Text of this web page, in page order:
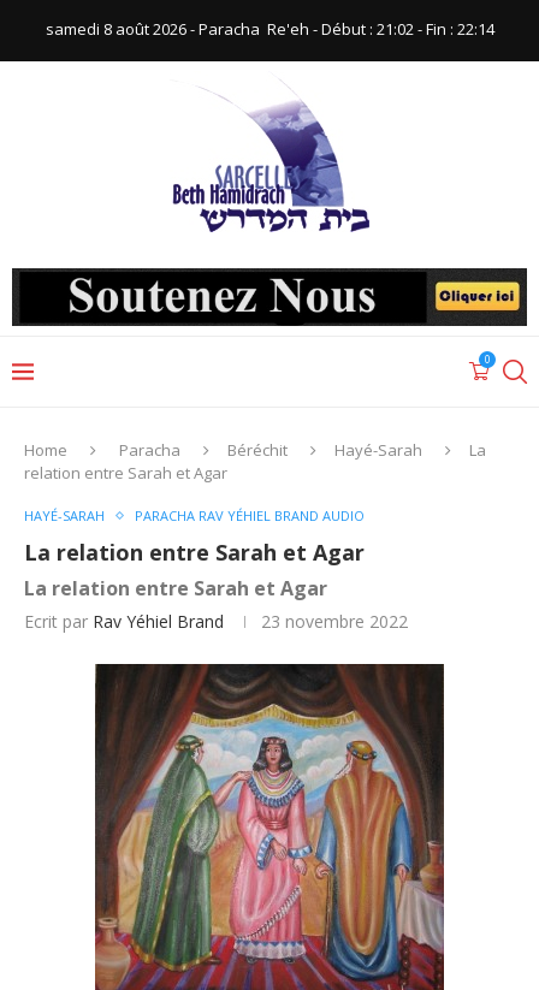
samedi 8 août 2026 - Paracha ‪ Re'eh‬ - Début : 21:02‬ - Fin : ‪22:14‬
0
Home Paracha Béréchit Hayé-Sarah
La
relation entre Sarah et Agar
HAYÉ-SARAH PARACHA RAV YÉHIEL BRAND AUDIO
La relation entre Sarah et Agar
La relation entre Sarah et Agar
Ecrit par Rav Yéhiel Brand 23 novembre 2022